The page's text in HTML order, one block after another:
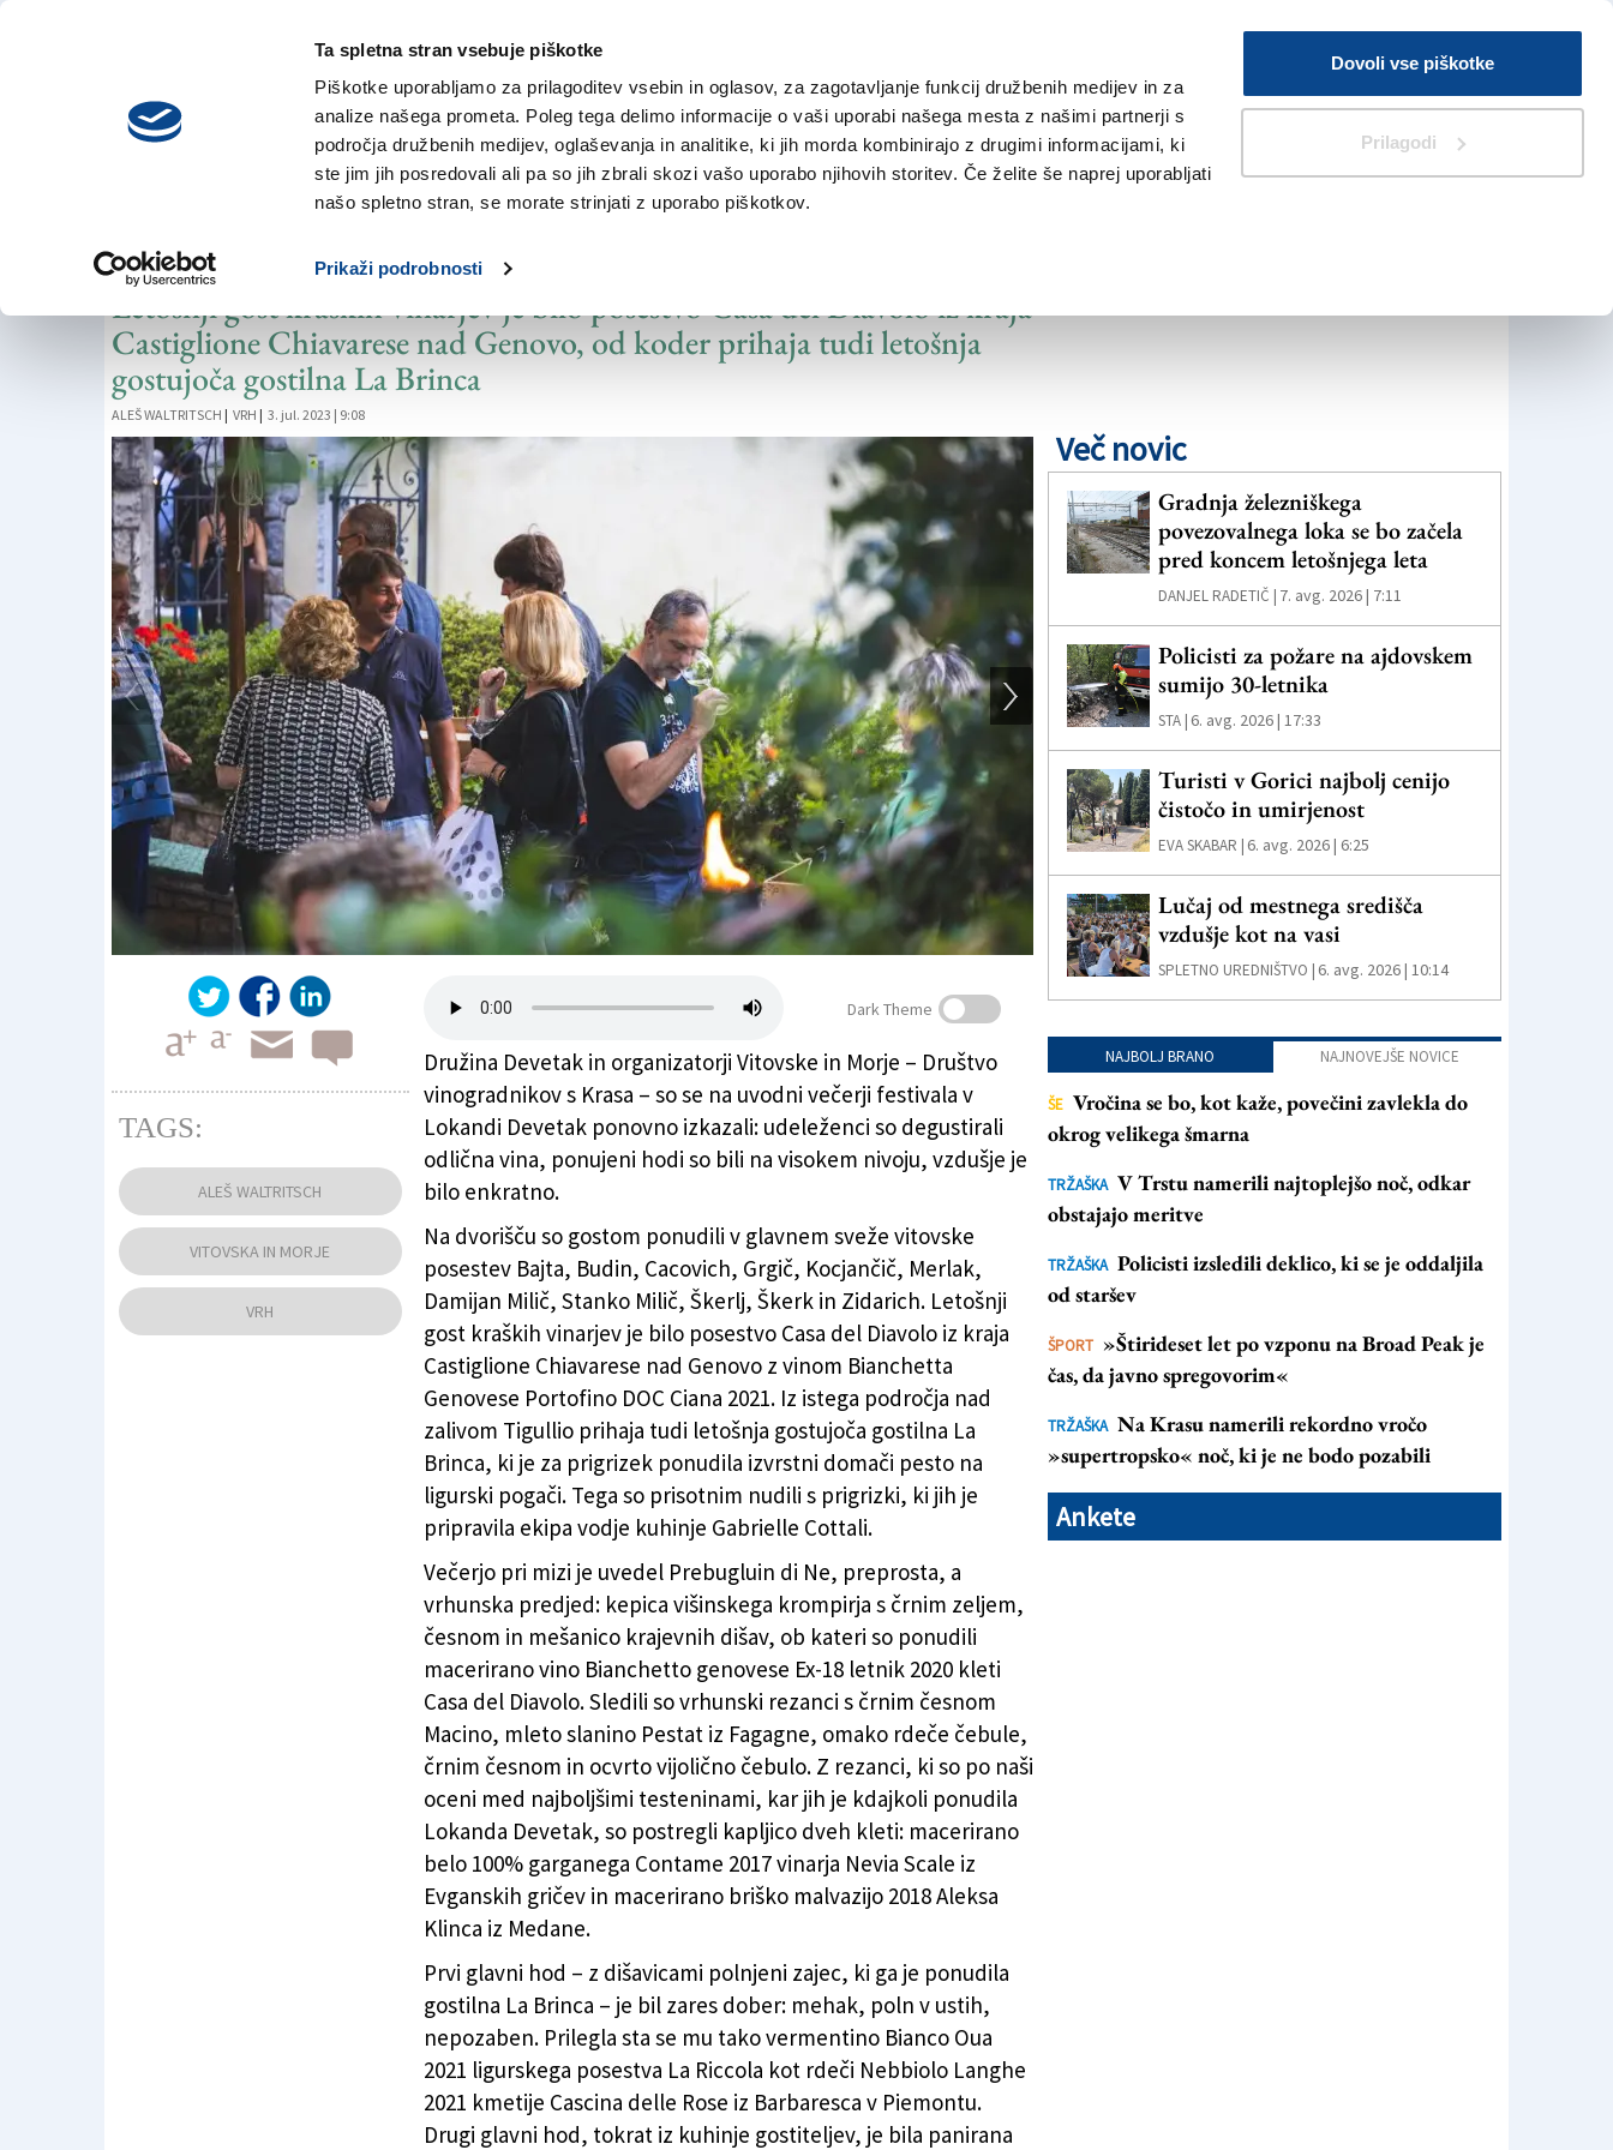
Ta spletna stran vsebuje piškotke
Piškotke uporabljamo za prilagoditev vsebin in oglasov, za zagotavljanje funkcij družbenih medijev in za
analize našega prometa. Poleg tega delimo informacije o vaši uporabi našega mesta z našimi partnerji s
področja družbenih medijev, oglaševanja in analitike, ki jih morda kombinirajo z drugimi informacijami, ki
ste jim jih posredovali ali pa so jih zbrali skozi vašo uporabo njihovih storitev. Če želite še naprej uporabljati
našo spletno stran, se morate strinjati z uporabo piškotkov.
Prikaži podrobnosti
Dovoli vse piškotke
Prilagodi
petek,
7. avgusta 2026
V Kioskih
Iskanje
NOVICE TRŽAŠKA GORIŠKA KULTURA ŠPORT ŠE
VITOVSKA IN MORJE
Na Vrhu v znamenju vitovske in Ligurije
Letošnji gost kraških vinarjev je bilo posestvo Casa del Diavolo iz kraja
Castiglione Chiavarese nad Genovo, od koder prihaja tudi letošnja
gostujoča gostilna La Brinca
ALEŠ WALTRITSCH | VRH | 3. jul. 2023 | 9:08
Večer v znamenju vitovske v Lokandi Devetak (BUMBACA) Protagonisti uspelega večera (FOTO ALEŠ WALTRITSCH)
Dark Theme
Družina Devetak in organizatorji Vitovske in Morje – Društvo
vinogradnikov s Krasa – so se na uvodni večerji festivala v
Lokandi Devetak ponovno izkazali: udeleženci so degustirali
odlična vina, ponujeni hodi so bili na visokem nivoju, vzdušje je
bilo enkratno.
Na dvorišču so gostom ponudili v glavnem sveže vitovske
posestev Bajta, Budin, Cacovich, Grgič, Kocjančič, Merlak,
Damijan Milič, Stanko Milič, Škerlj, Škerk in Zidarich. Letošnji
gost kraških vinarjev je bilo posestvo Casa del Diavolo iz kraja
Castiglione Chiavarese nad Genovo z vinom Bianchetta
Genovese Portofino DOC Ciana 2021. Iz istega področja nad
zalivom Tigullio prihaja tudi letošnja gostujoča gostilna La
Brinca, ki je za prigrizek ponudila izvrstni domači pesto na
ligurski pogači. Tega so prisotnim nudili s prigrizki, ki jih je
pripravila ekipa vodje kuhinje Gabrielle Cottali.
Večerjo pri mizi je uvedel Prebugluin di Ne, preprosta, a
vrhunska predjed: kepica višinskega krompirja s črnim zeljem,
česnom in mešanico krajevnih dišav, ob kateri so ponudili
macerirano vino Bianchetto genovese Ex-18 letnik 2020 kleti
Casa del Diavolo. Sledili so vrhunski rezanci s črnim česnom
Macino, mleto slanino Pestat iz Fagagne, omako rdeče čebule,
črnim česnom in ocvrto vijolično čebulo. Z rezanci, ki so po naši
oceni med najboljšimi testeninami, kar jih je kdajkoli ponudila
Lokanda Devetak, so postregli kapljico dveh kleti: macerirano
belo 100% garganega Contame 2017 vinarja Nevia Scale iz
Evganskih gričev in macerirano briško malvazijo 2018 Aleksa
Klinca iz Medane.
Prvi glavni hod – z dišavicami polnjeni zajec, ki ga je ponudila
gostilna La Brinca – je bil zares dober: mehak, poln v ustih,
nepozaben. Prilegla sta se mu tako vermentino Bianco Oua
2021 ligurskega posestva La Riccola kot rdeči Nebbiolo Langhe
2021 kmetije Cascina delle Rose iz Barbaresca v Piemontu.
Drugi glavni hod, tokrat iz kuhinje gostiteljev, je bila panirana
TAGS:
ALEŠ WALTRITSCH
VITOVSKA IN MORJE
VRH
Več novic
Gradnja železniškega
povezovalnega loka se bo začela
pred koncem letošnjega leta
DANJEL RADETIČ | 7. avg. 2026 | 7:11
Policisti za požare na ajdovskem
sumijo 30-letnika
STA | 6. avg. 2026 | 17:33
Turisti v Gorici najbolj cenijo
čistočo in umirjenost
EVA SKABAR | 6. avg. 2026 | 6:25
Lučaj od mestnega središča
vzdušje kot na vasi
SPLETNO UREDNIŠTVO | 6. avg. 2026 | 10:14
NAJBOLJ BRANO NAJNOVEJŠE NOVICE
ŠE Vročina se bo, kot kaže, povečini zavlekla do
okrog velikega šmarna
TRŽAŠKA V Trstu namerili najtoplejšo noč, odkar
obstajajo meritve
TRŽAŠKA Policisti izsledili deklico, ki se je oddaljila
od staršev
ŠPORT »Štirideset let po vzponu na Broad Peak je
čas, da javno spregovorim«
TRŽAŠKA Na Krasu namerili rekordno vročo
»supertropsko« noč, ki je ne bodo pozabili
Ankete